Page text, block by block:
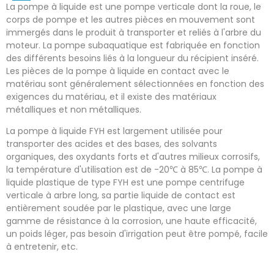
La pompe à liquide est une pompe verticale dont la roue, le
corps de pompe et les autres pièces en mouvement sont
immergés dans le produit à transporter et reliés à l'arbre du
moteur. La pompe subaquatique est fabriquée en fonction
des différents besoins liés à la longueur du récipient inséré.
Les pièces de la pompe à liquide en contact avec le
matériau sont généralement sélectionnées en fonction des
exigences du matériau, et il existe des matériaux
métalliques et non métalliques.
La pompe à liquide FYH est largement utilisée pour
transporter des acides et des bases, des solvants
organiques, des oxydants forts et d'autres milieux corrosifs,
la température d'utilisation est de -20℃ à 85℃. La pompe à
liquide plastique de type FYH est une pompe centrifuge
verticale à arbre long, sa partie liquide de contact est
entièrement soudée par le plastique, avec une large
gamme de résistance à la corrosion, une haute efficacité,
un poids léger, pas besoin d'irrigation peut être pompé, facile
à entretenir, etc.